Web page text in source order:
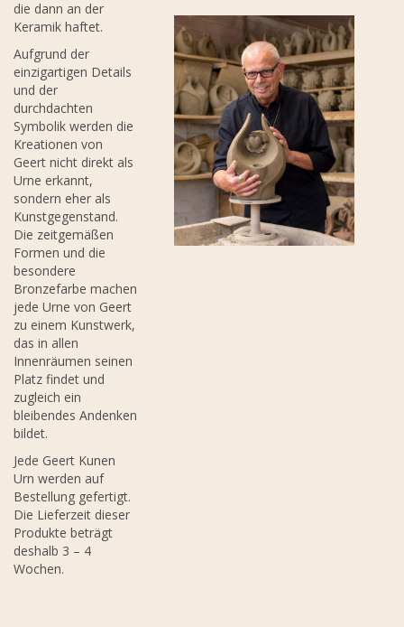
die dann an der
Keramik haftet.
Aufgrund der
einzigartigen Details
und der
durchdachten
Symbolik werden die
Kreationen von
Geert nicht direkt als
Urne erkannt,
sondern eher als
Kunstgegenstand.
Die zeitgemäßen
Formen und die
besondere
Bronzefarbe machen
jede Urne von Geert
zu einem Kunstwerk,
das in allen
Innenräumen seinen
Platz findet und
zugleich ein
bleibendes Andenken
bildet.
Jede Geert Kunen
Urn werden auf
Bestellung gefertigt.
Die Lieferzeit dieser
Produkte beträgt
deshalb 3 – 4
Wochen.